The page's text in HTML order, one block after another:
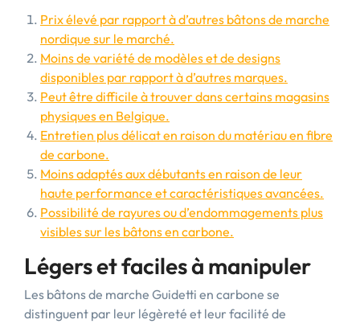
Prix élevé par rapport à d’autres bâtons de marche
nordique sur le marché.
Moins de variété de modèles et de designs
disponibles par rapport à d’autres marques.
Peut être difficile à trouver dans certains magasins
physiques en Belgique.
Entretien plus délicat en raison du matériau en fibre
de carbone.
Moins adaptés aux débutants en raison de leur
haute performance et caractéristiques avancées.
Possibilité de rayures ou d’endommagements plus
visibles sur les bâtons en carbone.
Légers et faciles à manipuler
Les bâtons de marche Guidetti en carbone se
distinguent par leur légèreté et leur facilité de